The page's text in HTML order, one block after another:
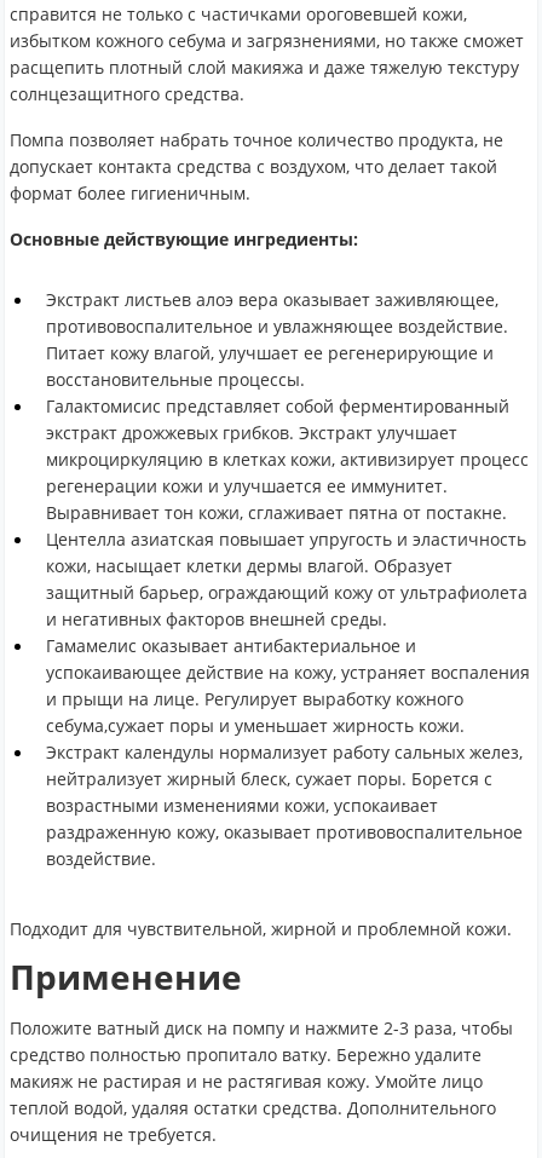
справится не только с частичками ороговевшей кожи,
избытком кожного себума и загрязнениями, но также сможет
расщепить плотный слой макияжа и даже тяжелую текстуру
солнцезащитного средства.
Помпа позволяет набрать точное количество продукта, не
допускает контакта средства с воздухом, что делает такой
формат более гигиеничным.
Основные действующие ингредиенты:
Экстракт листьев алоэ вера оказывает заживляющее,
противовоспалительное и увлажняющее воздействие.
Питает кожу влагой, улучшает ее регенерирующие и
восстановительные процессы.
Галактомисис представляет собой ферментированный
экстракт дрожжевых грибков. Экстракт улучшает
микроциркуляцию в клетках кожи, активизирует процесс
регенерации кожи и улучшается ее иммунитет.
Выравнивает тон кожи, сглаживает пятна от постакне.
Центелла азиатская повышает упругость и эластичность
кожи, насыщает клетки дермы влагой. Образует
защитный барьер, ограждающий кожу от ультрафиолета
и негативных факторов внешней среды.
Гамамелис оказывает антибактериальное и
успокаивающее действие на кожу, устраняет воспаления
и прыщи на лице. Регулирует выработку кожного
себума,сужает поры и уменьшает жирность кожи.
Экстракт календулы нормализует работу сальных желез,
нейтрализует жирный блеск, сужает поры. Борется с
возрастными изменениями кожи, успокаивает
раздраженную кожу, оказывает противовоспалительное
воздействие.
Подходит для чувствительной, жирной и проблемной кожи.
Применение
Положите ватный диск на помпу и нажмите 2-3 раза, чтобы
средство полностью пропитало ватку. Бережно удалите
макияж не растирая и не растягивая кожу. Умойте лицо
теплой водой, удаляя остатки средства. Дополнительного
очищения не требуется.